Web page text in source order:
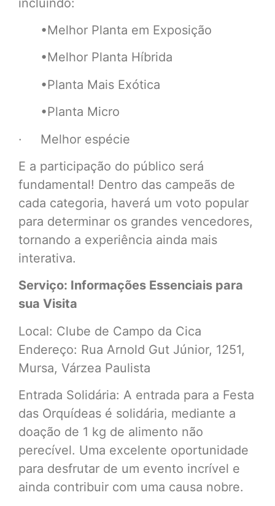
•Melhor Planta em Exposição
•Melhor Planta Híbrida
•Planta Mais Exótica
•Planta Micro
· Melhor espécie
E a participação do público será
fundamental! Dentro das campeãs de
cada categoria, haverá um voto popular
para determinar os grandes vencedores,
tornando a experiência ainda mais
interativa.
Serviço: Informações Essenciais para
sua Visita
Local: Clube de Campo da Cica
Endereço: Rua Arnold Gut Júnior, 1251,
Mursa, Várzea Paulista
Entrada Solidária: A entrada para a Festa
das Orquídeas é solidária, mediante a
doação de 1 kg de alimento não
perecível. Uma excelente oportunidade
para desfrutar de um evento incrível e
ainda contribuir com uma causa nobre.